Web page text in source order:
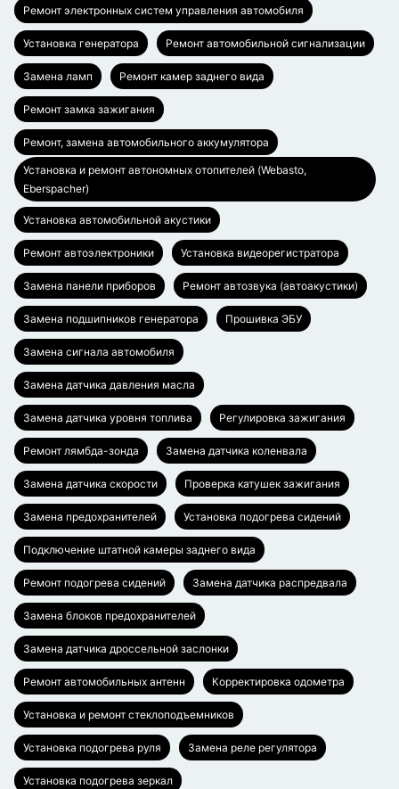
Ремонт электронных систем управления автомобиля
Установка генератора Ремонт автомобильной сигнализации
Замена ламп Ремонт камер заднего вида
Ремонт замка зажигания
Ремонт, замена автомобильного аккумулятора
Установка и ремонт автономных отопителей (Webasto,
Eberspacher)
Установка автомобильной акустики
Ремонт автоэлектроники Установка видеорегистратора
Замена панели приборов Ремонт автозвука (автоакустики)
Замена подшипников генератора Прошивка ЭБУ
Замена сигнала автомобиля
Замена датчика давления масла
Замена датчика уровня топлива Регулировка зажигания
Ремонт лямбда-зонда Замена датчика коленвала
Замена датчика скорости Проверка катушек зажигания
Замена предохранителей Установка подогрева сидений
Подключение штатной камеры заднего вида
Ремонт подогрева сидений Замена датчика распредвала
Замена блоков предохранителей
Замена датчика дроссельной заслонки
Ремонт автомобильных антенн Корректировка одометра
Установка и ремонт стеклоподъемников
Установка подогрева руля Замена реле регулятора
Установка подогрева зеркал